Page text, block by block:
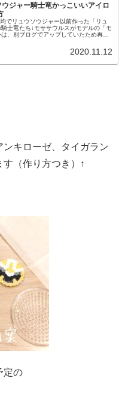
ジャー騎士竜かっこいいアイロ
でリュウソウジャー以前作った「リュ
士竜たち↓モササウルスがモデルの「モ
、別ブログでアップしていたため再
2020.11.12
キローゼ、タイガラン
（作り方つき）↑
定の